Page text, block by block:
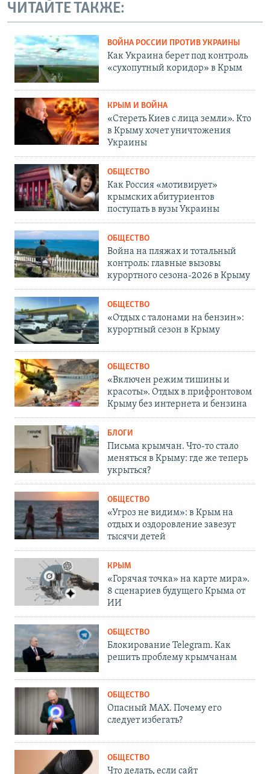
ЧИТАЙТЕ ТАКЖЕ:
ВОЙНА РОССИИ ПРОТИВ УКРАИНЫ
Как Украина берет под контроль
«сухопутный коридор» в Крым
КРЫМ И ВОЙНА
«Стереть Киев с лица земли». Кто
в Крыму хочет уничтожения
Украины
ОБЩЕСТВО
Как Россия «мотивирует»
крымских абитуриентов
поступать в вузы Украины
ОБЩЕСТВО
Война на пляжах и тотальный
контроль: главные вызовы
курортного сезона-2026 в Крыму
ОБЩЕСТВО
«Отдых с талонами на бензин»:
курортный сезон в Крыму
ОБЩЕСТВО
«Включен режим тишины и
красоты». Отдых в прифронтовом
Крыму без интернета и бензина
БЛОГИ
Письма крымчан. Что-то стало
меняться в Крыму: где же теперь
укрыться?
ОБЩЕСТВО
«Угроз не видим»: в Крым на
отдых и оздоровление завезут
тысячи детей
КРЫМ
«Горячая точка» на карте мира».
8 сценариев будущего Крыма от
ИИ
ОБЩЕСТВО
Блокирование Telegram. Как
решить проблему крымчанам
ОБЩЕСТВО
Опасный MAX. Почему его
следует избегать?
ОБЩЕСТВО
Что делать, если сайт